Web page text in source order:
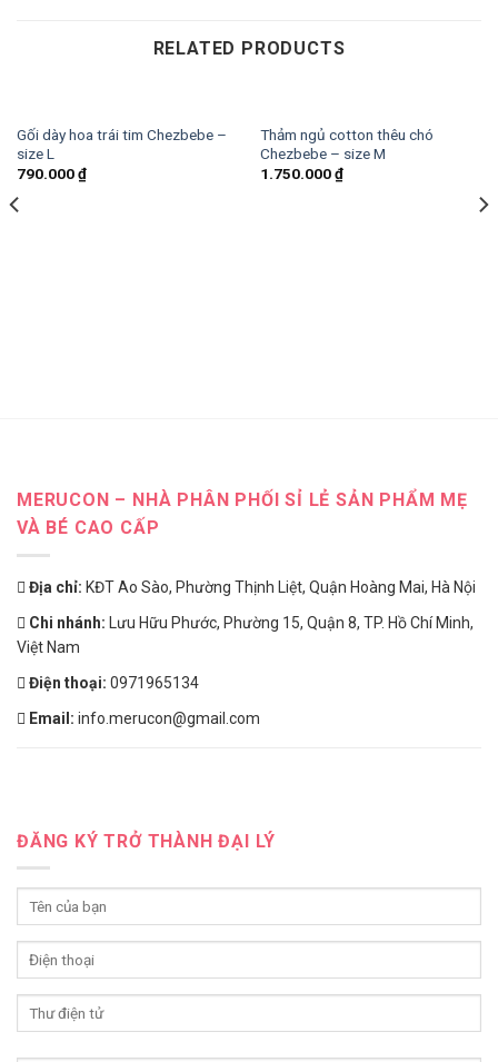
RELATED PRODUCTS
Gối dày hoa trái tim Chezbebe –
size L
790.000₫
Thảm ngủ cotton thêu chó
Chezbebe – size M
1.750.000₫
MERUCON – NHÀ PHÂN PHỐI SỈ LẺ SẢN PHẨM MẸ
VÀ BÉ CAO CẤP
Địa chỉ: KĐT Ao Sào, Phường Thịnh Liệt, Quận Hoàng Mai, Hà Nội
Chi nhánh: Lưu Hữu Phước, Phường 15, Quận 8, TP. Hồ Chí Minh,
Việt Nam
Điện thoại: 0971965134
Email: info.merucon@gmail.com
ĐĂNG KÝ TRỞ THÀNH ĐẠI LÝ